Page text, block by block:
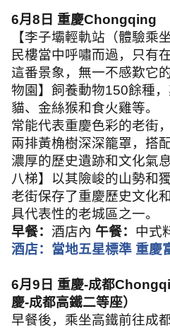
6月 8 日 重慶Chongqing
【李子壩輕軌站（體驗乘
民樓當中呼嘯而過，只有
這番景象，無一不感歎它
物園】飼養動物150餘種
貓、金絲猴和食火雞等。
常能代表重慶色彩的老街
兩排黃桷樹深深籠罩，搭
濃厚的歷史遺跡和文化氣
八梯】以其險峻的山勢和
老街保存了重慶歷史文化
具代表性的老城區之一。
早餐： 酒店內 午餐： 中式
酒店：當地五星標準 重慶
6月 9 日 重慶-成都
慶-成都高鐵二等座）
早餐後，乘坐高鐵前往成